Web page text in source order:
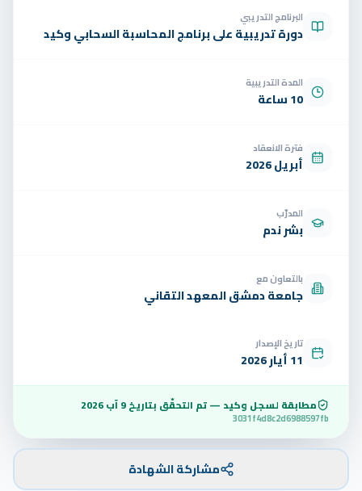
البرنامج التدريبي
دورة تدريبية على برنامج المحاسبة السحابي وكيد
المدة التدريبية
10 ساعة
فترة الانعقاد
أبريل 2026
المدرّب
بشر ندم
بالتعاون مع
جامعة دمشق المعهد التقاني
تاريخ الإصدار
11 أيار 2026
مطابقة لسجل وكيد — تم التحقّق بتاريخ9 آب 2026
3031f4d8c2d6988597fb
مشاركة الشهادة